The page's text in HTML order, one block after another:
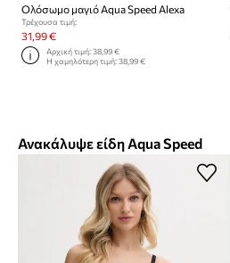
Ολόσωμο μαγιό Aqua Speed Alexa
Τρέχουσα τιμή:
31,99 €
Αρχική τιμή:38,99 €
Η χαμηλότερη τιμή:38,99 €
Ανακάλυψε είδη Aqua Speed